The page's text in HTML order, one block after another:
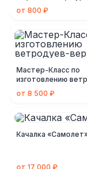
от 800 ₽
Мастер-Класс по
изготовлению
вертушек
от 8 500 ₽
Качалка
от 17 000 ₽